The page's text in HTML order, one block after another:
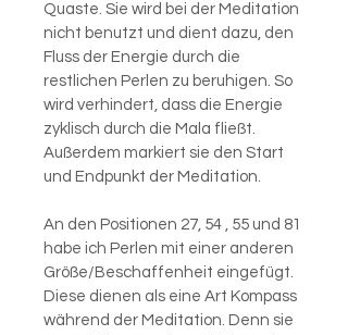
Quaste. Sie wird bei der Meditation
nicht benutzt und dient dazu, den
Fluss der Energie durch die
restlichen Perlen zu beruhigen. So
wird verhindert, dass die Energie
zyklisch durch die Mala fließt.
Außerdem markiert sie den Start
und Endpunkt der Meditation.
An den Positionen 27, 54 , 55 und 81
habe ich Perlen mit einer anderen
Größe/Beschaffenheit eingefügt.
Diese dienen als eine Art Kompass
während der Meditation. Denn sie